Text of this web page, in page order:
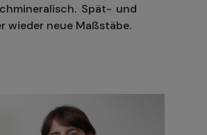
Spät- und
wieder neue Maßstäbe.